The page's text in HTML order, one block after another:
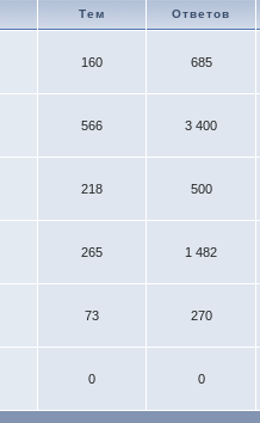
Тем Ответов
160 685
566 3 400
218 500
265 1 482
73 270
0 0